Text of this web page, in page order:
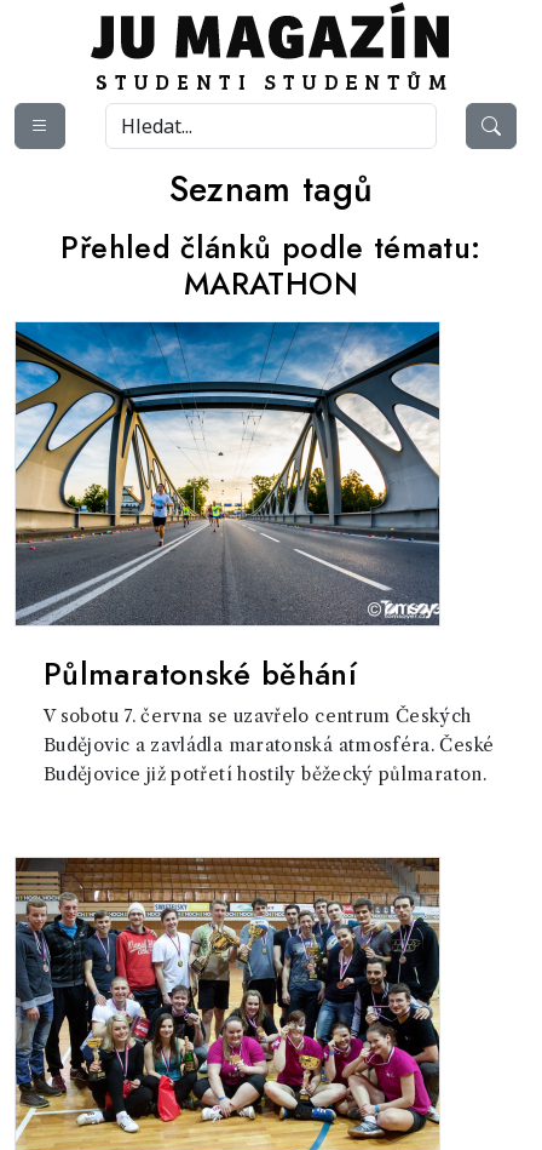
Seznam tagů
Přehled článků podle tématu:
MARATHON
Půlmaratonské běhání
V sobotu 7. června se uzavřelo centrum Českých
Budějovic a zavládla maratonská atmosféra. České
Budějovice již potřetí hostily běžecký půlmaraton.